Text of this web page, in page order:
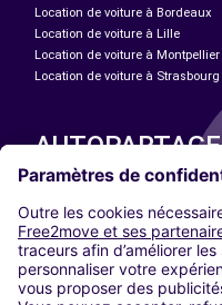
Location de voiture à Bordeaux
Location de voiture à Lille
Location de voiture à Montpellier
Location de voiture à Strasbourg
AUTOPARTAGE
Paris
Madrid
Washington DC
Milan
Rome